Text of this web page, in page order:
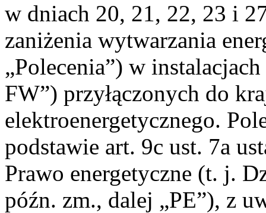
w dniach 20, 21, 22, 23 i
zaniżenia wytwarzania
„Polecenia”) w
FW”) przyłączonych do
elektroenergetycznego.
podstawie art. 9c ust. 7a
Prawo energetyczne (t. j.
późn. zm., dalej „PE”), z